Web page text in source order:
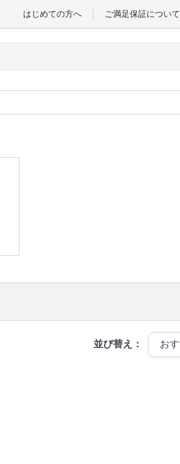
はじめての方へ ご満足保証について
並び替え：